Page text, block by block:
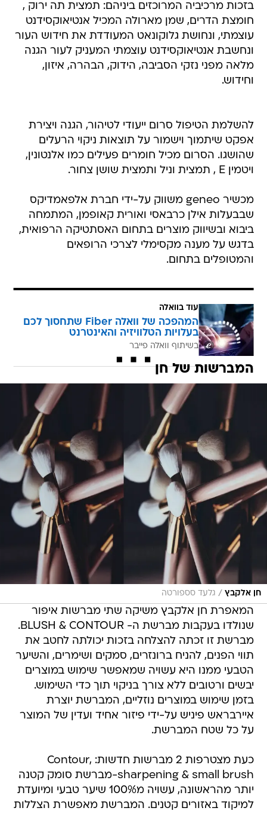
בזכות מרכיביה המרוכזים ביניהם: תמצית תה ירוק ,
חומצת הדרים, שמן מארולה המכיל אנטיאוקסידנט
עוצמתי, ונחושת גלוקונאט המעודדת את חידוש העור
ונחשבת אנטיאוקסידנט עוצמתי המעניק לעור הגנה
מלאה מפני נזקי הסביבה, הידוק, הבהרה, איזון,
וחידוש.
להשלמת הטיפול סרום ייעודי לטיהור, הגנה ויצירת
אפקט שיתמוך וישמור על תוצאות ניקוי הרעלים
שהושגו. הסרום מכיל חומרים פעילים כמו אלנטונין,
ויטמין E , תמצית וניל ותמצית שושן צחור.
מכשיר geneo משווק על-ידי חברת אלפאמדיקס
שבבעלות אילן כרבאסי ואורית קאופמן, המתמחה
ביבוא ובשיווק מוצרים בתחום האסתטיקה הרפואית,
בדגש על מענה מקסימלי לצרכי הרופאים
והמטופלים בתחום.
עוד בוואלה
המהפכה של וואלה Fiber שתחסוך לכם
בעלויות הטלוויזיה והאינטרנט
בשיתוף וואלה פייבר
המברשות של חן
חן אלקבץ / גלעד סספורטה
המאפרת חן אלקבץ משיקה שתי מברשות איפור
שנולדו בעקבות מברשת ה- BLUSH & CONTOUR.
מברשת זו זכתה להצלחה בזכות יכולתה לחטב את
תווי הפנים, להניח ברונזרים, סמקים ושימרים, והשיער
הטבעי ממנו היא עשויה שמאפשר שימוש במוצרים
יבשים ורטובים ללא צורך בניקוי תוך כדי השימוש.
בזמן שימוש במוצרים נוזליים, המברשת יוצרת
איירבראש פיניש על-ידי פיזור אחיד ועדין של המוצר
על כל שטח המברשת.
כעת מצטרפות 2 מברשות חדשות: Contour,
sharpening & small brush-מברשת סומק קטנה
יותר מהראשונה, עשויה מ100% שיער טבעי ומיועדת
למיקוד באזורים קטנים. המברשת מאפשרת הצללות